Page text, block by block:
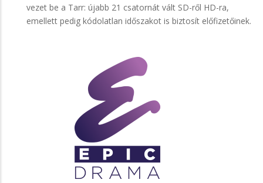
vezet be a Tarr: újabb 21 csatornát vált SD-ről HD-ra,
emellett pedig kódolatlan időszakot is biztosít előfizetőinek.